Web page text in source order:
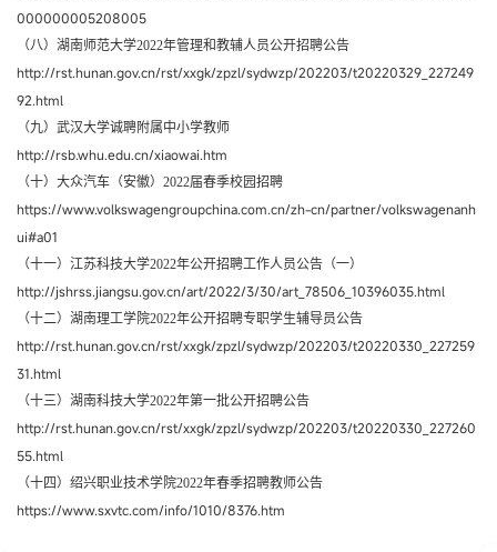
000000005208005
（八）湖南师范大学2022年管理和教辅人员公开招聘公告
http://rst.hunan.gov.cn/rst/xxgk/zpzl/sydwzp/202203/t20220329_227249
92.html
（九）武汉大学诚聘附属中小学教师
http://rsb.whu.edu.cn/xiaowai.htm
（十）大众汽车（安徽）2022届春季校园招聘
https://www.volkswagengroupchina.com.cn/zh-cn/partner/volkswagenanh
ui#a01
（十一）江苏科技大学2022年公开招聘工作人员公告（一）
http://jshrss.jiangsu.gov.cn/art/2022/3/30/art_78506_10396035.html
（十二）湖南理工学院2022年公开招聘专职学生辅导员公告
http://rst.hunan.gov.cn/rst/xxgk/zpzl/sydwzp/202203/t20220330_227259
31.html
（十三）湖南科技大学2022年第一批公开招聘公告
http://rst.hunan.gov.cn/rst/xxgk/zpzl/sydwzp/202203/t20220330_227260
55.html
（十四）绍兴职业技术学院2022年春季招聘教师公告
https://www.sxvtc.com/info/1010/8376.htm